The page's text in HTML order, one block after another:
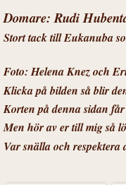
Domare: Rudi
Stort tack till Eukanuba
Foto: Helena Knez och
Klicka på bilden så blir
Korten på denna sidan
Men hör av er till mig så
Var snälla och respektera